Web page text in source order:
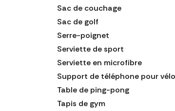
Sac de couchage
Sac de golf
Serre-poignet
Serviette de sport
Serviette en microfibre
Support de téléphone pour vélo
Table de ping-pong
Tapis de gym